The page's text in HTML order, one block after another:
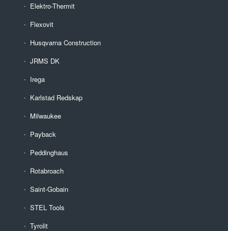
Elektro-Thermit
Flexovit
Husqvarna Construction
JRMS DK
Irega
Karlstad Redskap
Milwaukee
Payback
Peddinghaus
Rotabroach
Saint-Gobain
STEL Tools
Tyrolit